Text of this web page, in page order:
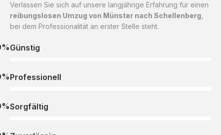
Verlassen Sie sich auf unsere langjährige Erfahrung für einen
reibungslosen Umzug von Münster nach Schellenberg
bei dem Professionalität an erster Stelle steht.
Günstig
Professionell
Sorgfältig